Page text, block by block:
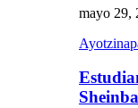
mayo 29,